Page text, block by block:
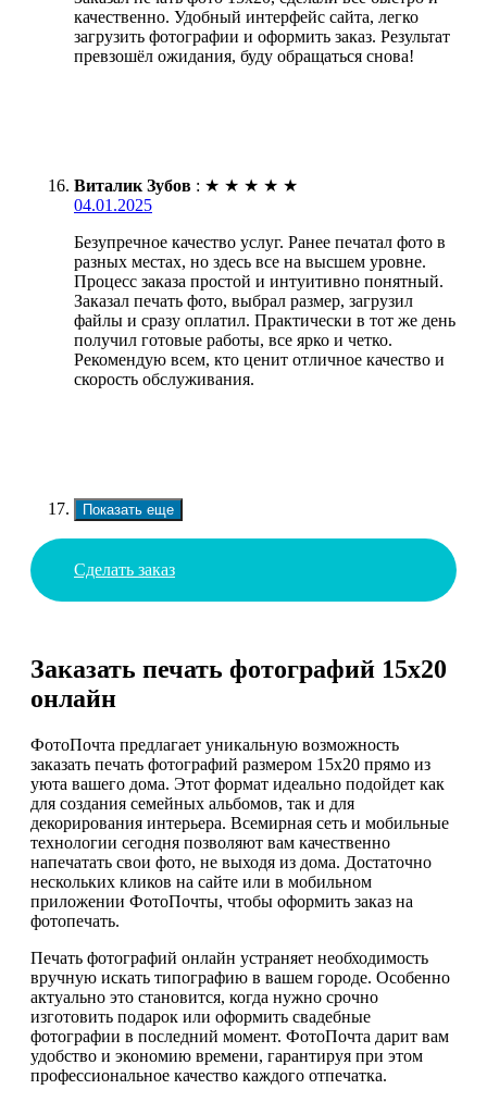
качественно. Удобный интерфейс сайта, легко
загрузить фотографии и оформить заказ. Результат
превзошёл ожидания, буду обращаться снова!
Виталик Зубов : ★ ★ ★ ★ ★
04.01.2025
Безупречное качество услуг. Ранее печатал фото в
разных местах, но здесь все на высшем уровне.
Процесс заказа простой и интуитивно понятный.
Заказал печать фото, выбрал размер, загрузил
файлы и сразу оплатил. Практически в тот же день
получил готовые работы, все ярко и четко.
Рекомендую всем, кто ценит отличное качество и
скорость обслуживания.
Показать еще
Сделать заказ
Заказать печать фотографий 15х20
онлайн
ФотоПочта предлагает уникальную возможность
заказать печать фотографий размером 15х20 прямо из
уюта вашего дома. Этот формат идеально подойдет как
для создания семейных альбомов, так и для
декорирования интерьера. Всемирная сеть и мобильные
технологии сегодня позволяют вам качественно
напечатать свои фото, не выходя из дома. Достаточно
нескольких кликов на сайте или в мобильном
приложении ФотоПочты, чтобы оформить заказ на
фотопечать.
Печать фотографий онлайн устраняет необходимость
вручную искать типографию в вашем городе. Особенно
актуально это становится, когда нужно срочно
изготовить подарок или оформить свадебные
фотографии в последний момент. ФотоПочта дарит вам
удобство и экономию времени, гарантируя при этом
профессиональное качество каждого отпечатка.